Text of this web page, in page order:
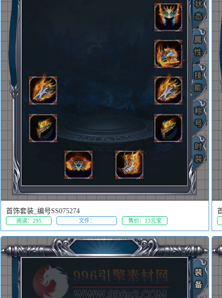
首饰套装_编号SS075274
阅读：295 文件： 售价：13元宝